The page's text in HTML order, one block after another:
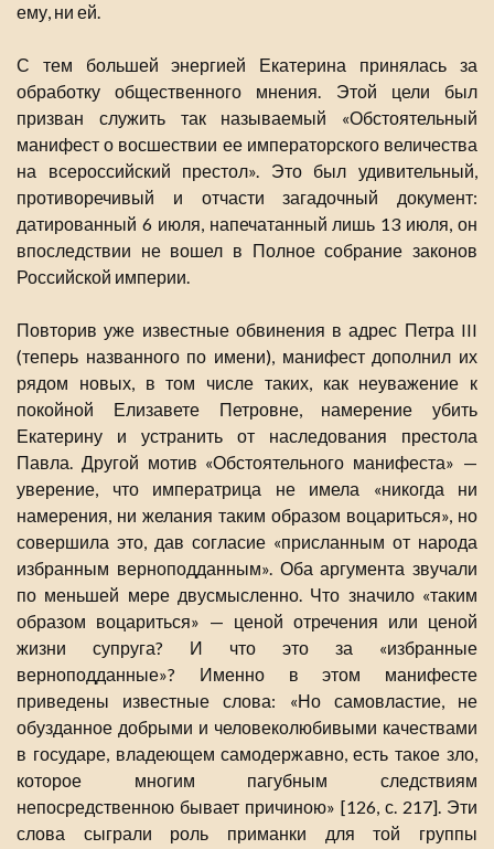
ему, ни ей.
С тем большей энергией Екатерина принялась за
обработку общественного мнения. Этой цели был
призван служить так называемый «Обстоятельный
манифест о восшествии ее императорского величества
на всероссийский престол». Это был удивительный,
противоречивый и отчасти загадочный документ:
датированный 6 июля, напечатанный лишь 13 июля, он
впоследствии не вошел в Полное собрание законов
Российской империи.
Повторив уже известные обвинения в адрес Петра III
(теперь названного по имени), манифест дополнил их
рядом новых, в том числе таких, как неуважение к
покойной Елизавете Петровне, намерение убить
Екатерину и устранить от наследования престола
Павла. Другой мотив «Обстоятельного манифеста» —
уверение, что императрица не имела «никогда ни
намерения, ни желания таким образом воцариться», но
совершила это, дав согласие «присланным от народа
избранным верноподданным». Оба аргумента звучали
по меньшей мере двусмысленно. Что значило «таким
образом воцариться» — ценой отречения или ценой
жизни супруга? И что это за «избранные
верноподданные»? Именно в этом манифесте
приведены известные слова: «Но самовластие, не
обузданное добрыми и человеколюбивыми качествами
в государе, владеющем самодержавно, есть такое зло,
которое многим пагубным следствиям
непосредственною бывает причиною» [126, с. 217]. Эти
слова сыграли роль приманки для той группы